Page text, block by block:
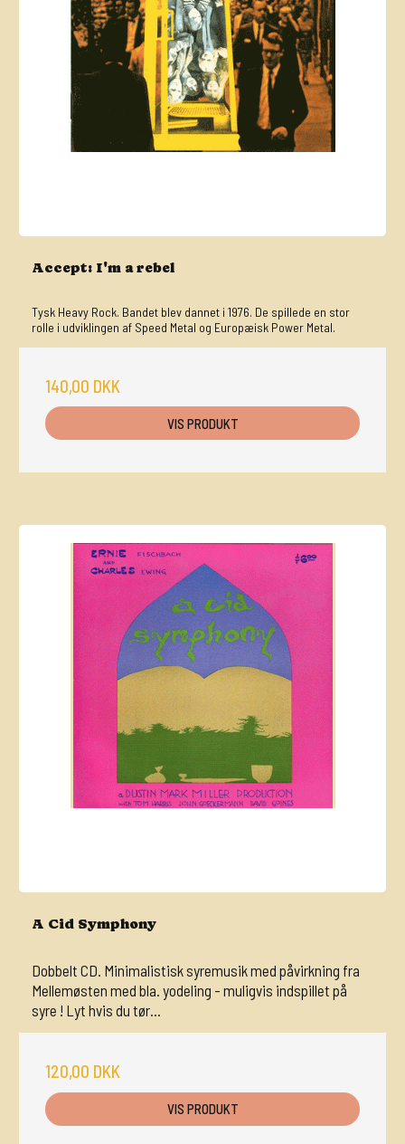
Accept: I'm a rebel
Tysk Heavy Rock. Bandet blev dannet i 1976. De spillede en stor
rolle i udviklingen af Speed Metal og Europæisk Power Metal.
140,00 DKK
VIS PRODUKT
A Cid Symphony
Dobbelt CD. Minimalistisk syremusik med påvirkning fra
Mellemøsten med bla. yodeling - muligvis indspillet på
syre ! Lyt hvis du tør...
120,00 DKK
VIS PRODUKT